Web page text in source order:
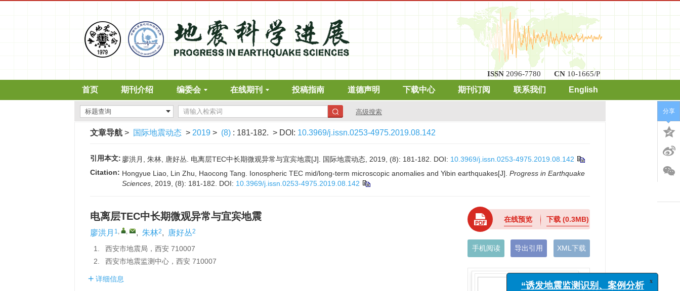
ISSN 2096-7780 CN 10-1665/P
首页 期刊介绍 编委会 在线期刊 投稿指南 道德声明 下载中心 期刊订阅 联系我们 English
高级搜索
文章导航 > 国际地震动态 > 2019 > (8) : 181-182. > DOI: 10.3969/j.issn.0253-4975.2019.08.142
引用本文: 廖洪月, 朱林, 唐好丛. 电离层TEC中长期微观异常与宜宾地震[J]. 国际地震动态, 2019, (8): 181-182. DOI: 10.3969/j.issn.0253-4975.2019.08.142
Citation: Hongyue Liao, Lin Zhu, Haocong Tang. Ionospheric TEC mid/long-term microscopic anomalies and Yibin earthquakes[J]. Progress in Earthquake
Sciences , 2019, (8): 181-182. DOI: 10.3969/j.issn.0253-4975.2019.08.142
电离层TEC中长期微观异常与宜宾地震
廖洪月 1, , , 朱林2, 唐好丛2
1.
西安市地震局，西安 710007
2.
西安市地震监测中心，西安 710007
详细信息
在线预览 下载(0.3MB)
手机阅读 导出引用 XML下载
分享
“诱发地震监测识别、案例分析
与风险管理”专栏征稿函